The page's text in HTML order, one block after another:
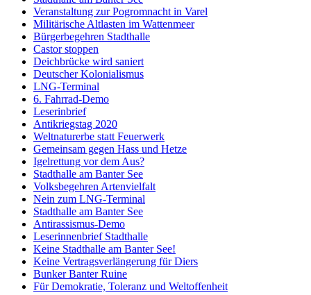
Veranstaltung zur Pogromnacht in Varel
Militärische Altlasten im Wattenmeer
Bürgerbegehren Stadthalle
Castor stoppen
Deichbrücke wird saniert
Deutscher Kolonialismus
LNG-Terminal
6. Fahrrad-Demo
Leserinbrief
Antikriegstag 2020
Weltnaturerbe statt Feuerwerk
Gemeinsam gegen Hass und Hetze
Igelrettung vor dem Aus?
Stadthalle am Banter See
Volksbegehren Artenvielfalt
Nein zum LNG-Terminal
Stadthalle am Banter See
Antirassismus-Demo
Leserinnenbrief Stadthalle
Keine Stadthalle am Banter See!
Keine Vertragsverlängerung für Diers
Bunker Banter Ruine
Für Demokratie, Toleranz und Weltoffenheit